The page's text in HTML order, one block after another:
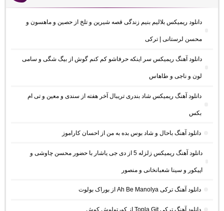
دانلود ریمیکس بلالیم بنیم زندگی قصه شیرین و تلخ از حصین و ماهسون و
محسن لرستانی | ترکی
دانلود آهنگ ریمیکس سر اینکه حرفاشو کم کنم گوش از بیگ شگی و سامی
لون و ناجی و طاهاس
دانلود آهنگ ریمیکس شاد بندری تریبال آخر هفته از سندی و معین و تی ام
بکس
دانلود آهنگ باحال و شاد بوس بده به من از احسان کاراموز
دانلود آهنگ ریمیکس زلزله 5 از دی جی یاشار با حضور محسن چاوشی و
اپیکور و سینا شعبانخانی و منصور
دانلود آهنگ ترکی Ah Be Manolya از بوراک بولوت
دانلود آهنگ ترکی Topla Git از کورتولوش کوش